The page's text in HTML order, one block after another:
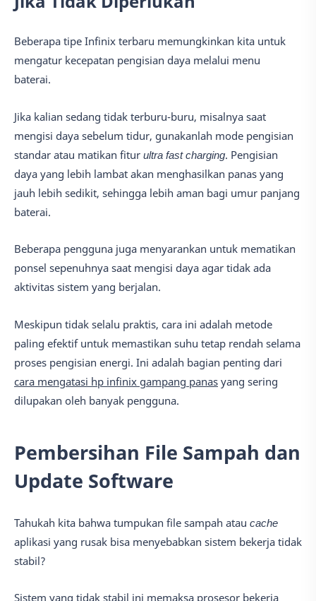
Beberapa tipe Infinix terbaru memungkinkan kita untuk
mengatur kecepatan pengisian daya melalui menu
baterai.
Jika kalian sedang tidak terburu-buru, misalnya saat
mengisi daya sebelum tidur, gunakanlah mode pengisian
standar atau matikan fitur ultra fast charging. Pengisian
daya yang lebih lambat akan menghasilkan panas yang
jauh lebih sedikit, sehingga lebih aman bagi umur panjang
baterai.
Beberapa pengguna juga menyarankan untuk mematikan
ponsel sepenuhnya saat mengisi daya agar tidak ada
aktivitas sistem yang berjalan.
Meskipun tidak selalu praktis, cara ini adalah metode
paling efektif untuk memastikan suhu tetap rendah selama
proses pengisian energi. Ini adalah bagian penting dari
cara mengatasi hp infinix gampang panas yang sering
dilupakan oleh banyak pengguna.
Pembersihan File Sampah dan
Update Software
Tahukah kita bahwa tumpukan file sampah atau cache
aplikasi yang rusak bisa menyebabkan sistem bekerja tidak
stabil?
Sistem yang tidak stabil ini memaksa prosesor bekerja